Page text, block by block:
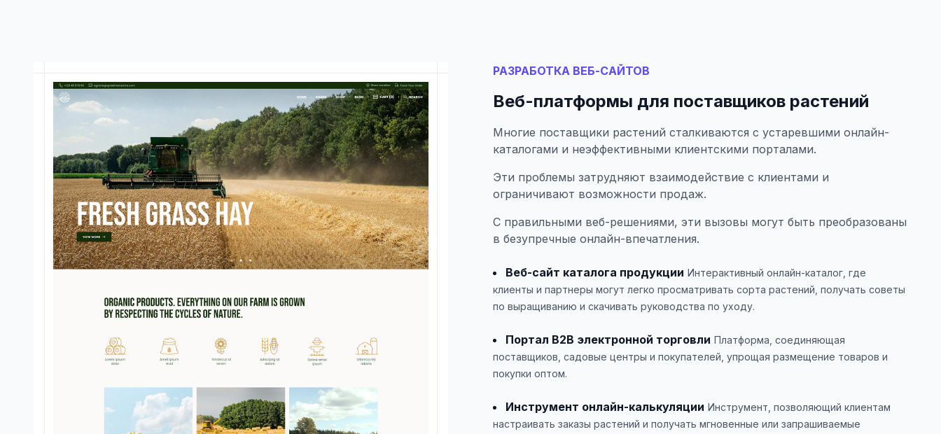
РАЗРАБОТКА ВЕБ-САЙТОВ
Веб-платформы для поставщиков растений
Многие поставщики растений сталкиваются с устаревшими онлайн-
каталогами и неэффективными клиентскими порталами.
Эти проблемы затрудняют взаимодействие с клиентами и
ограничивают возможности продаж.
С правильными веб-решениями, эти вызовы могут быть преобразованы
в безупречные онлайн-впечатления.
Веб-сайт каталога продукции Интерактивный онлайн-каталог, где
клиенты и партнеры могут легко просматривать сорта растений, получать советы
по выращиванию и скачивать руководства по уходу.
Портал B2B электронной торговли Платформа, соединяющая
поставщиков, садовые центры и покупателей, упрощая размещение товаров и
покупки оптом.
Инструмент онлайн-калькуляции Инструмент, позволяющий клиентам
настраивать заказы растений и получать мгновенные или запрашиваемые